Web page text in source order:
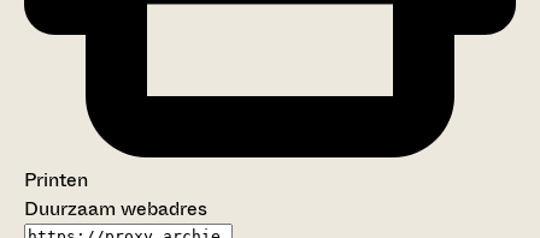
Printen
Duurzaam webadres